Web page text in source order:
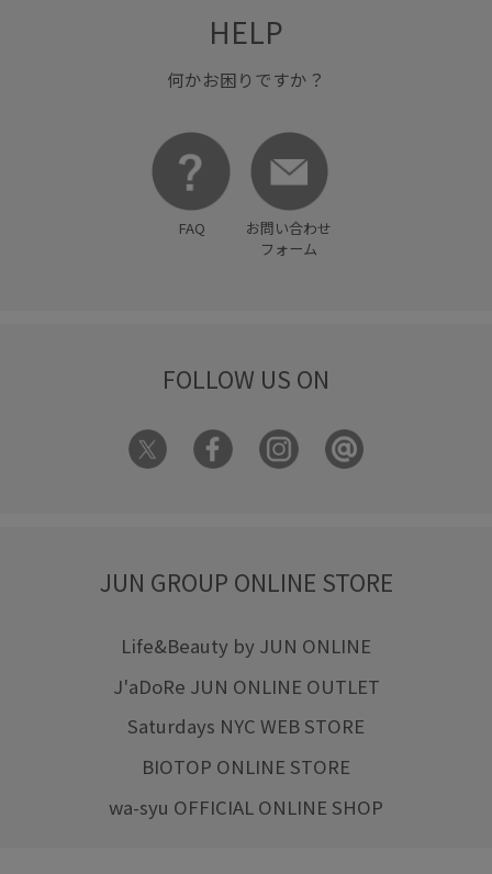
HELP
何かお困りですか？
FAQ
お問い合わせ
フォーム
FOLLOW US ON
JUN GROUP ONLINE STORE
Life&Beauty by JUN ONLINE
J'aDoRe JUN ONLINE OUTLET
Saturdays NYC WEB STORE
BIOTOP ONLINE STORE
wa-syu OFFICIAL ONLINE SHOP